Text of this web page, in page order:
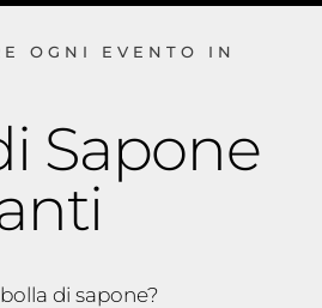
OGNI EVENTO IN
Sapone
bolla di sapone?